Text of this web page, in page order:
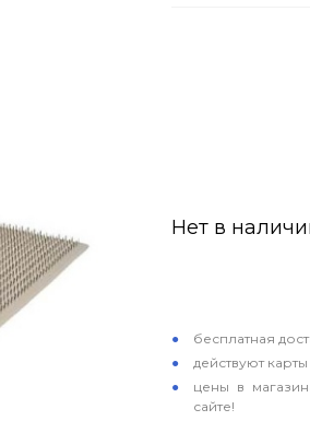
Нет в
бесплатная
действуют
цены в
сайте!